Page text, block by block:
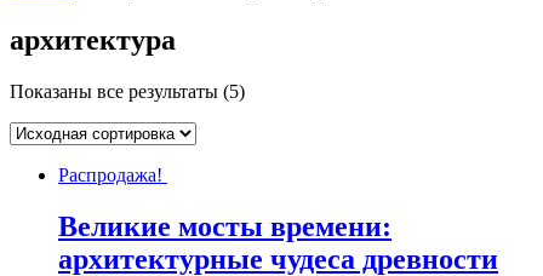
архитектура
Показаны все результаты (5)
Распродажа!
Великие мосты времени:
архитектурные чудеса древности